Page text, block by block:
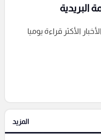
البريدية
الأكثر قراءة يوميا
المزيد